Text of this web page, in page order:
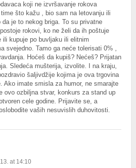
koji ne izvršavanje rokova
što kažu , bio sam na letovanju ili
je to nekog briga. To su privatne
rokovi, ko ne želi da ih poštuje
ili kupuje po buvljaku ili elitnim
svejedno. Tamo ga neće tolerisati 0% ,
Hoćeš da kupiš? Nećeš? Prijatan
Sledeća mušterija, izvolite. I na kraju,
šaljivdžije kojima je ova trgovina
Ako imate smisla za humor, ne smarajte
ovo ozbiljna stvar, konkurs za stand up
cele godine. Prijavite se, a
vaših nesuvislih duhovitosti.
at 14:10